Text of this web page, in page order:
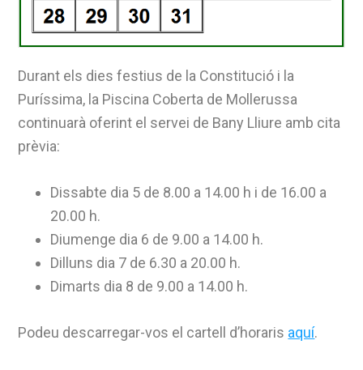
Durant els dies festius de la Constitució i la
Puríssima, la Piscina Coberta de Mollerussa
continuarà oferint el servei de Bany Lliure amb cita
prèvia:
Dissabte dia 5 de 8.00 a 14.00 h i de 16.00 a
20.00 h.
Diumenge dia 6 de 9.00 a 14.00 h.
Dilluns dia 7 de 6.30 a 20.00 h.
Dimarts dia 8 de 9.00 a 14.00 h.
Podeu descarregar-vos el cartell d’horaris aquí.